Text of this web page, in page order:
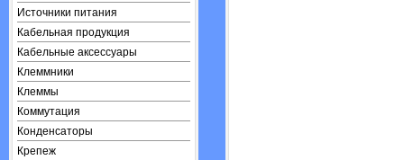
Источники питания
Кабельная продукция
Кабельные аксессуары
Клеммники
Клеммы
Коммутация
Конденсаторы
Крепеж